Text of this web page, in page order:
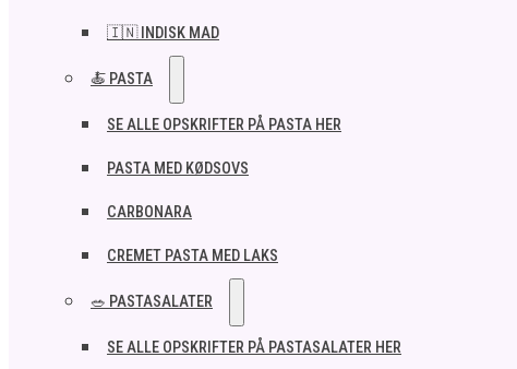
🇮🇳 INDISK MAD​
🍝 PASTA
SE ALLE OPSKRIFTER PÅ PASTA HER
PASTA MED KØDSOVS
CARBONARA
CREMET PASTA MED LAKS
🥗 PASTASALATER
SE ALLE OPSKRIFTER PÅ PASTASALATER HER